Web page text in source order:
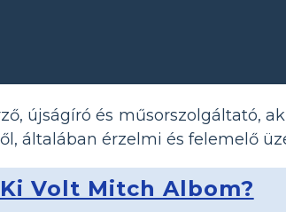
újságíró és műsorszolgáltató,
általában érzelmi és felemelő
Ki Volt Mitch Albom?